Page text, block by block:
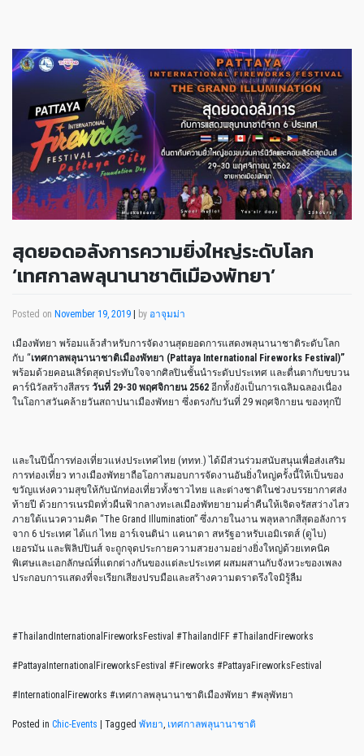
สุดยอดอลังการความยิ่งใหญ่ระดับโลก
‘เทศกาลพลุนานาชาติเมืองพัทยา’
Posted on November 19, 2019 by อาจุมม่า
เมืองพัทยา พร้อมแล้วสำหรับการจัดงานสุดยอดการแสดงพลุนานาชาติระดับโลก
กับ “เทศกาลพลุนานาชาติเมืองพัทยา (Pattaya International Fireworks Festival)”
พร้อมด้วยคอนเสิร์ตสุดประทับใจจากศิลปินชั้นนำระดับประเทศ และตื่นตากับขบวน
คาร์นิวัลสร้างสีสรร วันที่ 29-30 พฤศจิกายน 2562 อีกทั้งยังเป็นการเฉลิมฉลองเนื่อง
ในโอกาสวันคล้ายวันสถาปนาเมืองพัทยา ซึ่งตรงกับวันที่ 29 พฤศจิกายน ของทุกปี
และในปีนี้การท่องเที่ยวแห่งประเทศไทย (ททท.) ได้มีส่วนร่วมสนับสนุนเพื่อส่งเสริม
การท่องเที่ยว ทางเมืองพัทยาถือโอกาสมอบการจัดงานอันยิ่งใหญ่ครั้งนี้ให้เป็นของ
ขวัญแห่งความสุขให้กับนักท่องเที่ยวทั้งชาวไทย และต่างชาติในช่วงบรรยากาศส่ง
ท้ายปี ด้วยการเนรมิตทั่วผืนฟ้ากลางทะเลเมืองพัทยายามค่ำคืนให้เจิดจรัสสว่างไสว
ภายใต้แนวความคิด “The Grand Illumination” ซึ่งภายในงาน พลุหลากสีสุดอลังการ
จาก 6 ประเทศ ได้แก่ ไทย อาร์เจนติน่า แคนาดา สหรัฐอาหรับเอมิเรตส์ (ดูไบ)
เยอรมัน และฟิลิปปินส์ จะถูกจุดประกายความสวยงามอย่างยิ่งใหญ่ด้วยเทคนิค
พิเศษและเอกลักษณ์ที่แตกต่างกันของแต่ละประเทศ ผสมผสานกับจังหวะของเพลง
ประกอบการแสดงที่จะเรียกเสียงปรบมือและสร้างความตราตรึงใจมิรู้ลืม
#ThailandInternationalFireworksFestival #ThailandIFF #ThailandFireworks
#PattayaInternationalFireworksFestival #Fireworks #PattayaFireworksFestival
#InternationalFireworks #เทศกาลพลุนานาชาติเมืองพัทยา #พลุพัทยา
Posted in Chic-Events Tagged พัทยา, เทศกาลพลุนานาชาติ